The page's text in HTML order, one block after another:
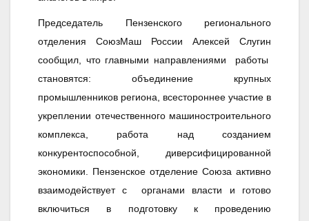
Председатель Пензенского регионального
отделения СоюзМаш России Алексей Слугин
сообщил, что главными направлениями работы
становятся: объединение крупных
промышленников региона, всестороннее участие в
укреплении отечественного машиностроительного
комплекса, работа над созданием
конкурентоспособной, диверсифицированной
экономики. Пензенское отделение Союза активно
взаимодействует с органами власти и готово
включиться в подготовку к проведению